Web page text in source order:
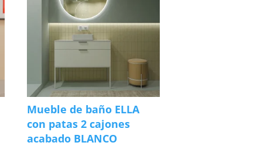
Mueble de baño ELLA
con patas 2 cajones
acabado BLANCO